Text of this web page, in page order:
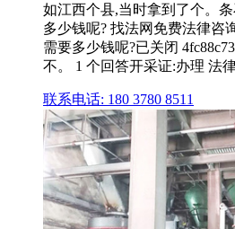
如江西个县,当时拿到了个。
多少钱呢? 找法网免费法律咨
需要多少钱呢?已关闭
不。 1 个回答开采证:办理 法
联系电话: 180 3780 8511